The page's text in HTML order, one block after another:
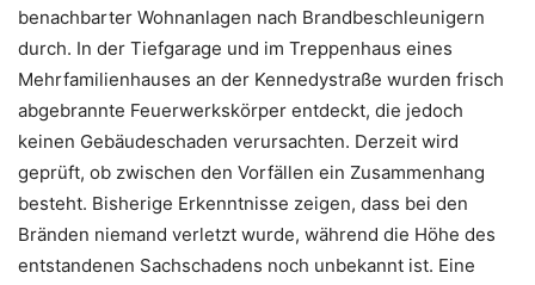
benachbarter Wohnanlagen nach Brandbeschleunigern
durch. In der Tiefgarage und im Treppenhaus eines
Mehrfamilienhauses an der Kennedystraße wurden frisch
abgebrannte Feuerwerkskörper entdeckt, die jedoch
keinen Gebäudeschaden verursachten. Derzeit wird
geprüft, ob zwischen den Vorfällen ein Zusammenhang
besteht. Bisherige Erkenntnisse zeigen, dass bei den
Bränden niemand verletzt wurde, während die Höhe des
entstandenen Sachschadens noch unbekannt ist. Eine